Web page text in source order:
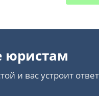
юристам
и вас устроит